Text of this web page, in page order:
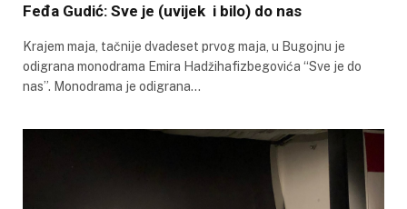
Feđa Gudić: Sve je (uvijek i bilo) do nas
Krajem maja, tačnije dvadeset prvog maja, u Bugojnu je
odigrana monodrama Emira Hadžihafizbegovića “Sve je do
nas”. Monodrama je odigrana…